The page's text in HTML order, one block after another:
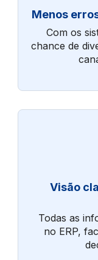
Menos
Com os
chance de
Visão
Todas as
no ERP,